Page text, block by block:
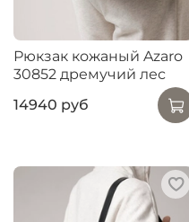
Рюкзак кожаный Azaro
30852 дремучий лес
14940 руб